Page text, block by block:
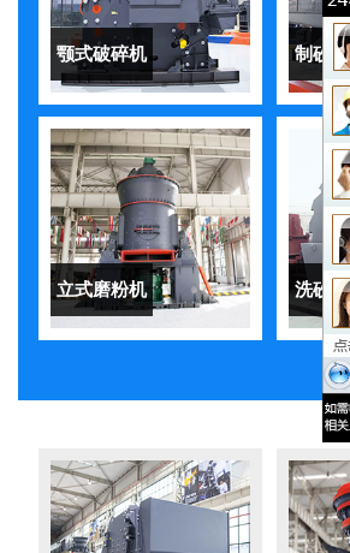
颚式破碎机 制砂机
立式磨粉机 洗砂机